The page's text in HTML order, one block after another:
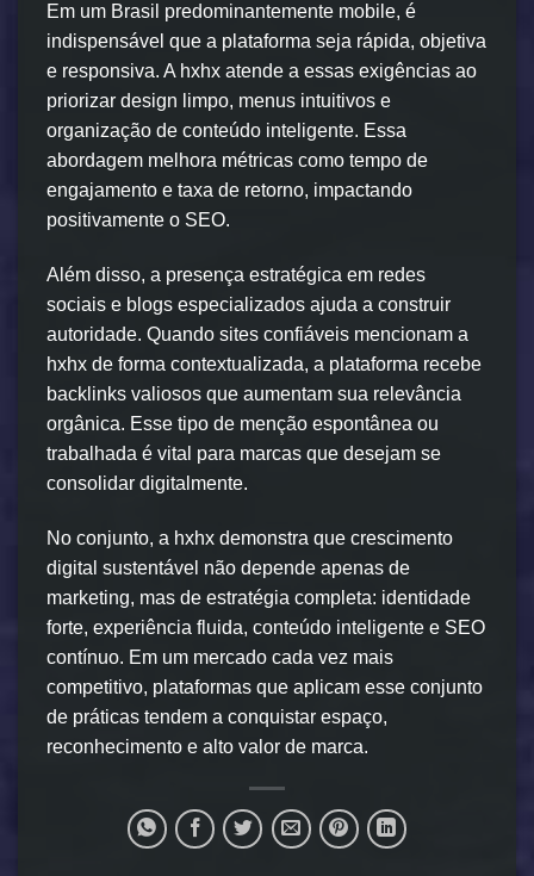
Em um Brasil predominantemente mobile, é
indispensável que a plataforma seja rápida, objetiva
e responsiva. A hxhx atende a essas exigências ao
priorizar design limpo, menus intuitivos e
organização de conteúdo inteligente. Essa
abordagem melhora métricas como tempo de
engajamento e taxa de retorno, impactando
positivamente o SEO.
Além disso, a presença estratégica em redes
sociais e blogs especializados ajuda a construir
autoridade. Quando sites confiáveis mencionam a
hxhx de forma contextualizada, a plataforma recebe
backlinks valiosos que aumentam sua relevância
orgânica. Esse tipo de menção espontânea ou
trabalhada é vital para marcas que desejam se
consolidar digitalmente.
No conjunto, a hxhx demonstra que crescimento
digital sustentável não depende apenas de
marketing, mas de estratégia completa: identidade
forte, experiência fluida, conteúdo inteligente e SEO
contínuo. Em um mercado cada vez mais
competitivo, plataformas que aplicam esse conjunto
de práticas tendem a conquistar espaço,
reconhecimento e alto valor de marca.